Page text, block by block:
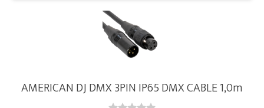
AMERICAN DJ DMX 3PIN IP65 DMX CABLE 1,0m